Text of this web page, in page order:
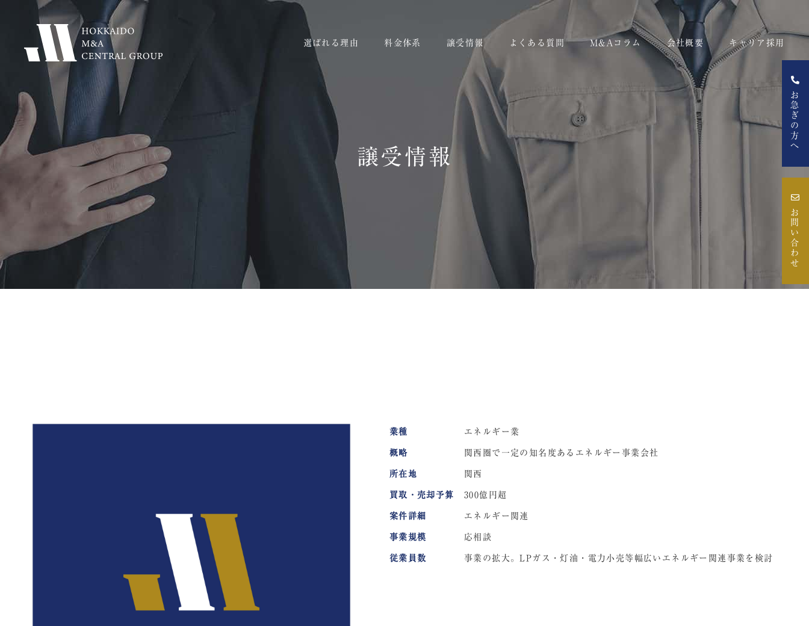
選ばれる理由 料金体系 譲受情報 よくある質問 M&Aコラム 会社概要 キャリア採用
お急ぎの方へ
お問い合わせ
譲受情報
業種 エネルギー業
概略 関西圏で一定の知名度あるエネルギー事業会社
所在地 関西
買取・売却予算 300億円超
案件詳細 エネルギー関連
事業規模 応相談
従業員数 事業の拡大。LPガス・灯油・電力小売等幅広いエネルギー関連事業を検討